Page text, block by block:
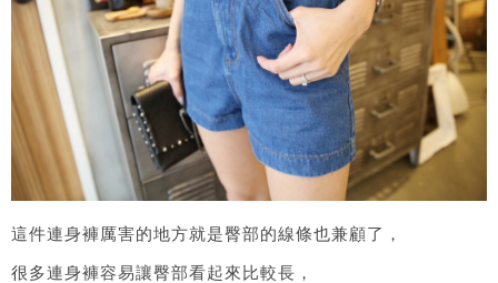
這件連身褲厲害的地方就是臀部的線條也兼顧了，
很多連身褲容易讓臀部看起來比較長，